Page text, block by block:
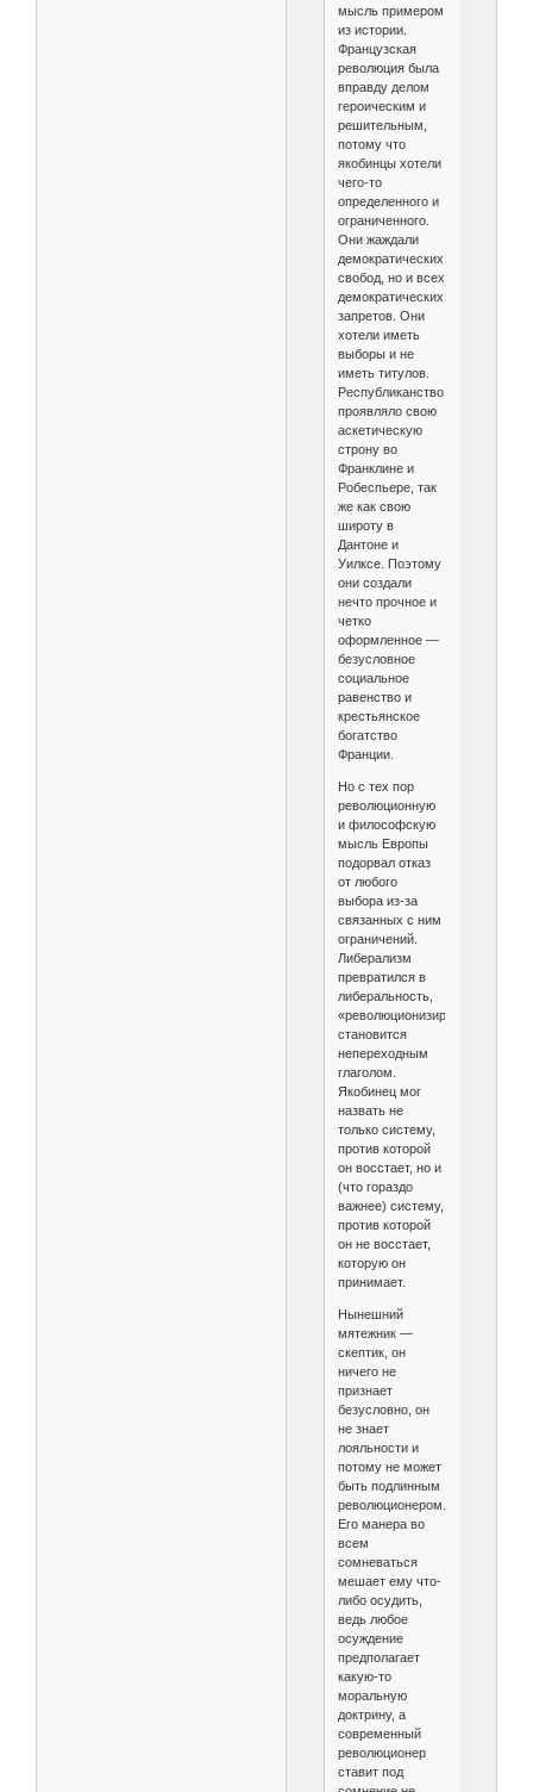
мысль примером
из истории.
Французская
революция была
вправду делом
героическим и
решительным,
потому что
якобинцы хотели
чего-то
определенного и
ограниченного.
Они жаждали
демократических
свобод, но и всех
демократических
запретов. Они
хотели иметь
выборы и не
иметь титулов.
Республиканство
проявляло свою
аскетическую
строну во
Франклине и
Робеспьере, так
же как свою
широту в
Дантоне и
Уилксе. Поэтому
они создали
нечто прочное и
четко
оформленное —
безусловное
социальное
равенство и
крестьянское
богатство
Франции.
Но с тех пор
революционную
и философскую
мысль Европы
подорвал отказ
от любого
выбора из-за
связанных с ним
ограничений.
Либерализм
превратился в
либеральность,
«революционизировать»
становится
непереходным
глаголом.
Якобинец мог
назвать не
только систему,
против которой
он восстает, но и
(что гораздо
важнее) систему,
против которой
он не восстает,
которую он
принимает.
Нынешний
мятежник —
скептик, он
ничего не
признает
безусловно, он
не знает
лояльности и
потому не может
быть подлинным
революционером.
Его манера во
всем
сомневаться
мешает ему что-
либо осудить,
ведь любое
осуждение
предполагает
какую-то
моральную
доктрину, а
современный
революционер
ставит под